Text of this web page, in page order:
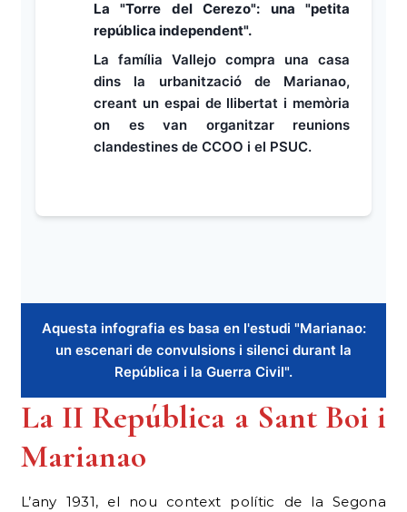
La II República a Sant Boi i
Marianao
L’any 1931, el nou context polític de la Segona